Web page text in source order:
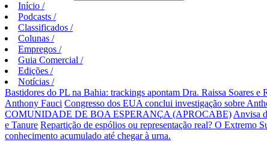
Início /
Podcasts /
Classificados /
Colunas /
Empregos /
Guia Comercial /
Edições /
Notícias /
Bastidores do PL na Bahia: trackings apontam Dra. Raissa Soares e
Anthony Fauci Congresso dos EUA conclui investigação sobre
COMUNIDADE DE BOA ESPERANÇA (APROCABE) Anvisa
e Tanure Repartição de espólios ou representação real? O Extremo
conhecimento acumulado até chegar à urna.